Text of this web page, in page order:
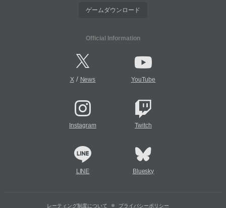
ゲームダウンロード
Official Information
X/ News YouTube
Instagram Twitch
LINE Bluesky
レーティング制度について プライバシーポリシー